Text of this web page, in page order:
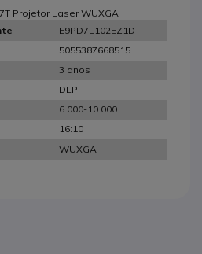
Projetor Laser WUXGA
E9PD7L102EZ1D
5055387668515
3 anos
DLP
6.000-10.000
16:10
WUXGA